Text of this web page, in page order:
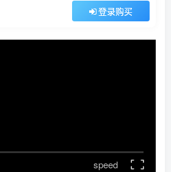
登录购买
speed